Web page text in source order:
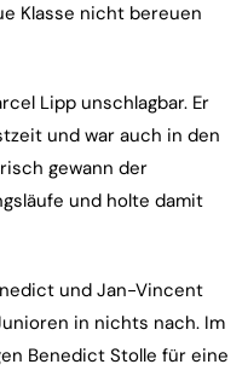
Klasse nicht bereuen
Lipp unschlagbar. Er
und war auch in den
gewann der
und holte damit
und Jan-Vincent
in nichts nach. Im
Benedict Stolle für eine